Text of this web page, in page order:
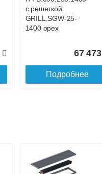
с решеткой
GRILL.SGW-25-
1400 орех
67 473
Подробнее